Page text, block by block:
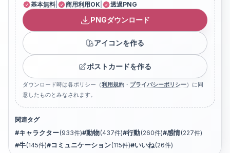
基本無料 商用利用OK 透過PNG
PNGダウンロード
アイコンを作る
ポストカードを作る
ダウンロード時は各ポリシー（利用規約 ・ プライバシーポリシー）に同
意したものとみなされます。
関連タグ
#キャラクター(933件)#動物(437件)#行動(260件)#感情(227件)
#牛(145件)#コミュニケーション(115件)#いいね(26件)